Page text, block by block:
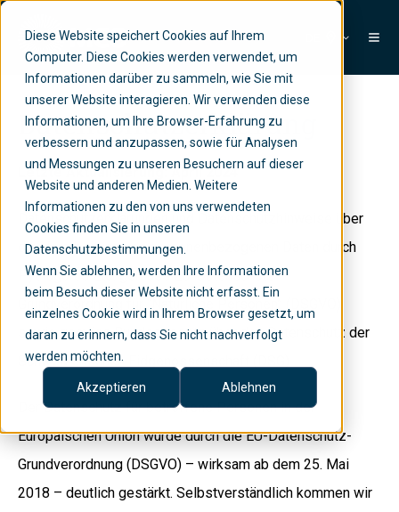
Diese Website speichert Cookies auf Ihrem
Computer. Diese Cookies werden verwendet, um
Informationen darüber zu sammeln, wie Sie mit
unserer Website interagieren. Wir verwenden diese
Informationen, um Ihre Browser-Erfahrung zu
verbessern und anzupassen, sowie für Analysen
und Messungen zu unseren Besuchern auf dieser
Website und anderen Medien. Weitere
Informationen zu den von uns verwendeten
Cookies finden Sie in unseren
Datenschutzbestimmungen.
Wenn Sie ablehnen, werden Ihre Informationen
beim Besuch dieser Website nicht erfasst. Ein
einzelnes Cookie wird in Ihrem Browser gesetzt, um
daran zu erinnern, dass Sie nicht nachverfolgt
werden möchten.
Akzeptieren Ablehnen
Datenschutzerklärung
Letzte Aktualisierung: April 2024
Datenschutzerklärungen und Datenschutzhinweise über
die Verarbeitung von personenbezogenen Daten durch
Pythagoras Ltd. gemäss EU-Datenschutz-
Grundverordnung für “Natürliche Personen” (DSGVO)
sowie gemäss Bundesgesetz über den Datenschutz der
Schweizerischen Eidgenossenschaft (DSG).
Der Datenschutz für betroffene Personen in der
Europäischen Union wurde durch die EU-Datenschutz-
Grundverordnung (DSGVO) – wirksam ab dem 25. Mai
2018 – deutlich gestärkt. Selbstverständlich kommen wir